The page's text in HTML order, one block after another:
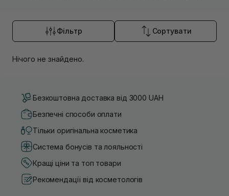
Фільтр Сортувати
Нічого не знайдено.
Безкоштовна доставка від 3000 UAH
Безпечні способи оплати
Тільки оригінальна косметика
Система бонусів та лояльності
Кращі ціни та топ товари
Рекомендації від косметологів